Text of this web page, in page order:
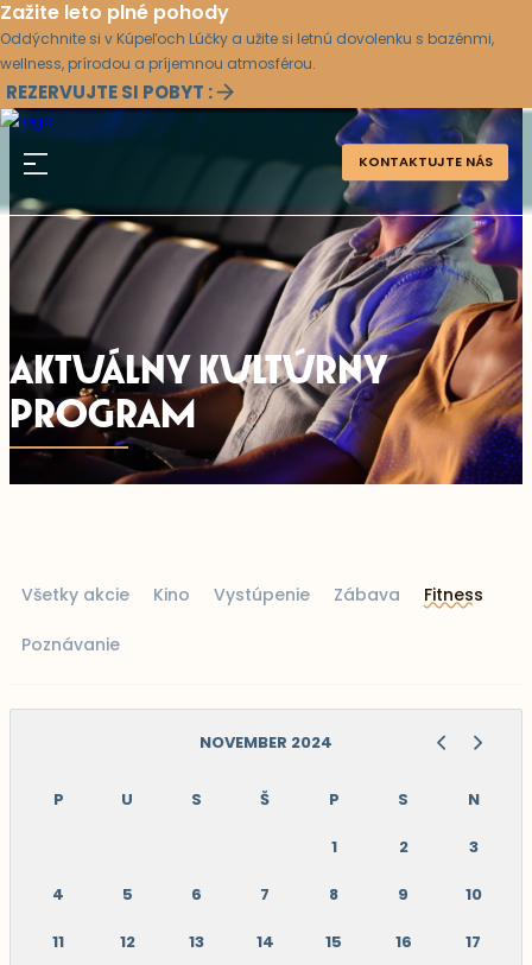
Zažite leto plné pohody
Oddýchnite si v Kúpeľoch Lúčky a užite si letnú dovolenku s bazénmi,
wellness, prírodou a príjemnou atmosférou.
REZERVUJTE SI POBYT :
KONTAKTUJTE NÁS
AKTUÁLNY KULTÚRNY
PROGRAM
Všetky akcie Kino Vystúpenie Zábava Fitness
Poznávanie
NOVEMBER 2024
P U S Š P S N
1 2 3
4 5 6 7 8 9 10
11 12 13 14 15 16 17